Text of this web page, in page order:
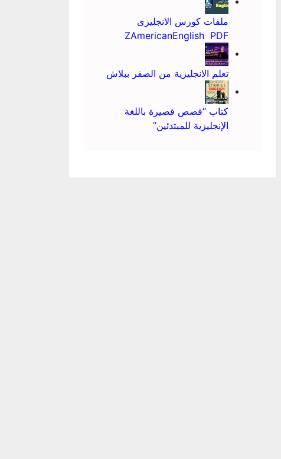
ملفات كورس الانجليزى
ZAmericanEnglish PDF
تعلم الانجليزية من الصفر ببلاش
كتاب “قصص قصيرة باللغة
الإنجليزية للمبتدئين”